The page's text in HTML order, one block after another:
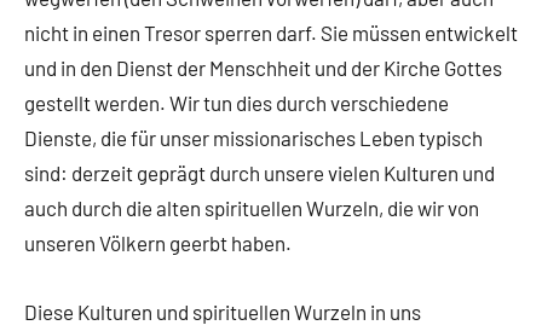
nicht in einen Tresor sperren darf. Sie müssen entwickelt
und in den Dienst der Menschheit und der Kirche Gottes
gestellt werden. Wir tun dies durch verschiedene
Dienste, die für unser missionarisches Leben typisch
sind: derzeit geprägt durch unsere vielen Kulturen und
auch durch die alten spirituellen Wurzeln, die wir von
unseren Völkern geerbt haben.
Diese Kulturen und spirituellen Wurzeln in uns